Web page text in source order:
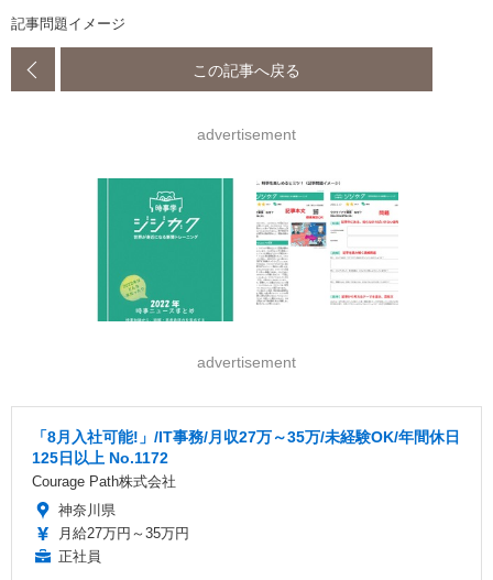
記事問題イメージ
この記事へ戻る
advertisement
advertisement
「8月入社可能!」/IT事務/月収27万～35万/未経験OK/年間休日
125日以上 No.1172
Courage Path株式会社
神奈川県
月給27万円～35万円
正社員